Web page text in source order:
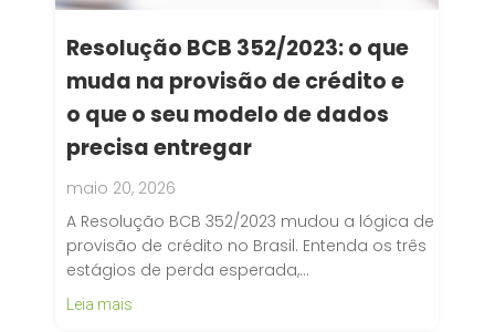
Resolução BCB 352/2023: o que
muda na provisão de crédito e
o que o seu modelo de dados
precisa entregar
maio 20, 2026
A Resolução BCB 352/2023 mudou a lógica de
provisão de crédito no Brasil. Entenda os três
estágios de perda esperada,…
Leia mais